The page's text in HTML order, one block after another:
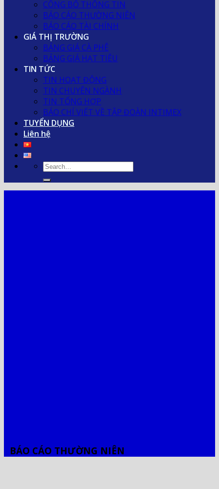
CÔNG BỐ THÔNG TIN
BÁO CÁO THƯỜNG NIÊN
BÁO CÁO TÀI CHÍNH
GIÁ THỊ TRƯỜNG
BẢNG GIÁ CÀ PHÊ
BẢNG GIÁ HẠT TIÊU
TIN TỨC
TIN HOẠT ĐỘNG
TIN CHUYÊN NGÀNH
TIN TỔNG HỢP
BÁO CHÍ VIẾT VỀ TẬP ĐOÀN INTIMEX
TUYỂN DỤNG
Liên hệ
BÁO CÁO THƯỜNG NIÊN